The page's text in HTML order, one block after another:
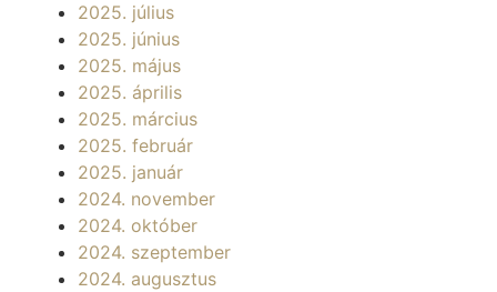
2025. július
2025. június
2025. május
2025. április
2025. március
2025. február
2025. január
2024. november
2024. október
2024. szeptember
2024. augusztus